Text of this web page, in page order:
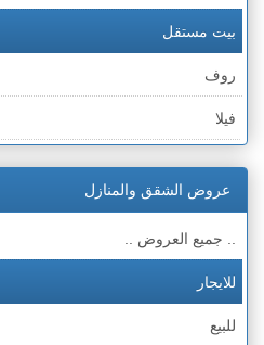
بيت مستقل
روف
فيلا
ملحق
عروض الشقق والمنازل
.. جميع العروض ..
للايجار
للبيع